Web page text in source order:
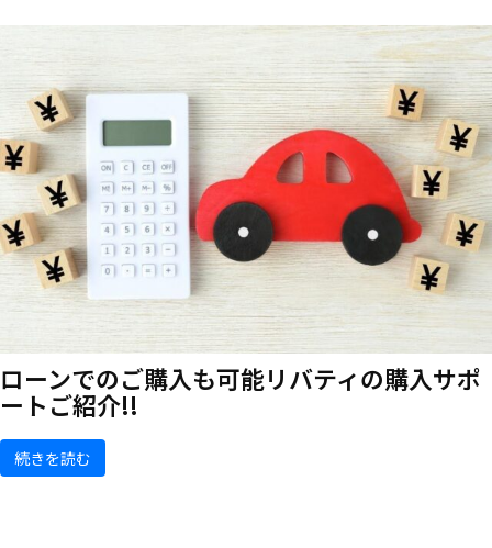
ローンでのご購入も可能リバティの購入サポ
ートご紹介!!
続きを読む